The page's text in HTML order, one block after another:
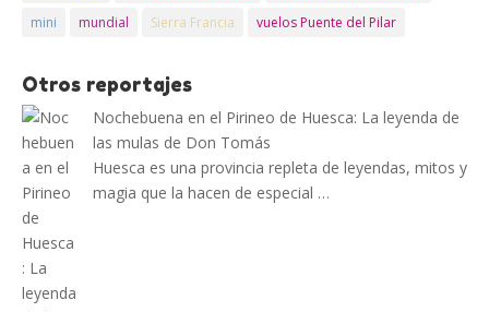
mini
mundial Sierra Francia vuelos Puente del Pilar
Otros reportajes
Nochebuena en el Pirineo de Huesca: La leyenda de
las mulas de Don Tomás
Huesca es una provincia repleta de leyendas, mitos y
magia que la hacen de especial …